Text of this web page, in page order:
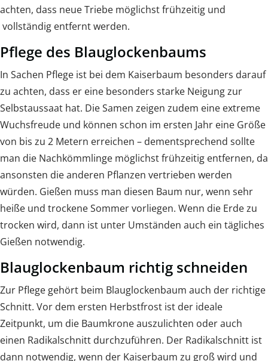
achten, dass neue Triebe möglichst frühzeitig und
vollständig entfernt werden.
Pflege des Blauglockenbaums
In Sachen Pflege ist bei dem Kaiserbaum besonders darauf
zu achten, dass er eine besonders starke Neigung zur
Selbstaussaat hat. Die Samen zeigen zudem eine extreme
Wuchsfreude und können schon im ersten Jahr eine Größe
von bis zu 2 Metern erreichen – dementsprechend sollte
man die Nachkömmlinge möglichst frühzeitig entfernen, da
ansonsten die anderen Pflanzen vertrieben werden
würden. Gießen muss man diesen Baum nur, wenn sehr
heiße und trockene Sommer vorliegen. Wenn die Erde zu
trocken wird, dann ist unter Umständen auch ein tägliches
Gießen notwendig.
Blauglockenbaum richtig schneiden
Zur Pflege gehört beim Blauglockenbaum auch der richtige
Schnitt. Vor dem ersten Herbstfrost ist der ideale
Zeitpunkt, um die Baumkrone auszulichten oder auch
einen Radikalschnitt durchzuführen. Der Radikalschnitt ist
dann notwendig, wenn der Kaiserbaum zu groß wird und